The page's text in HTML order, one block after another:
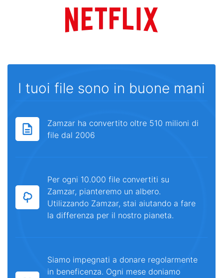
I tuoi file sono in buone mani
Zamzar ha convertito oltre 510 milioni di
file dal 2006
Per ogni 10.000 file convertiti su
Zamzar, pianteremo un albero.
Utilizzando Zamzar, stai aiutando a fare
la differenza per il nostro pianeta.
Siamo impegnati a donare regolarmente
in beneficenza. Ogni mese doniamo